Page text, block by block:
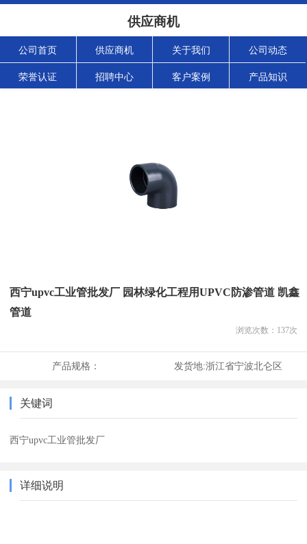
供应商机
公司首页 供应商机 关于我们 公司动态
荣誉认证 招聘中心 客户案例 产品知识
西宁upvc工业管批发厂 园林绿化工程用UPVC防渗管道 凯鑫
管道
浏览次数： 137次
产品规格： 发货地:浙江省宁波北仑区
关键词
西宁upvc工业管批发厂
详细说明